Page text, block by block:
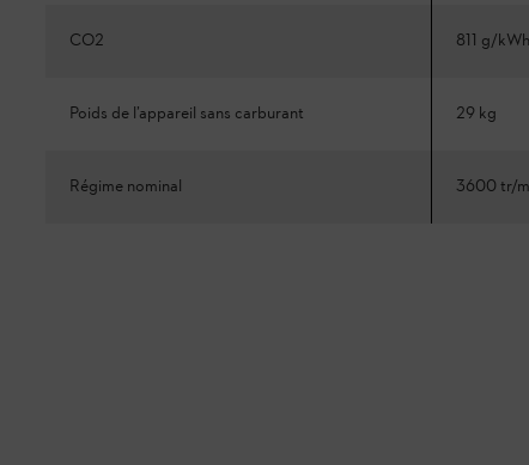
CO2 811 g/kWh
Poids de l’appareil sans carburant 29 kg
Régime nominal 3600 tr/